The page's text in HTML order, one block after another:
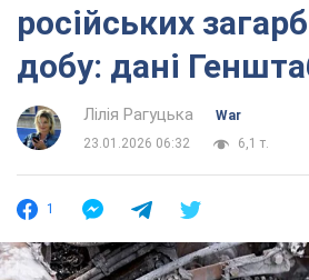
російських
добу: дані
Лілія Рагуцька
War
23.01.2026 06:32
6,1 т.
1